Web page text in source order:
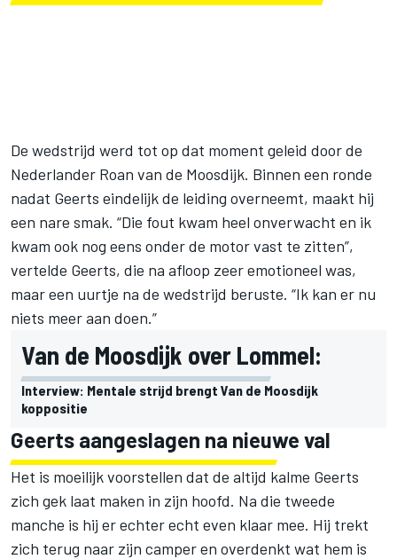
De wedstrijd werd tot op dat moment geleid door de
Nederlander Roan van de Moosdijk. Binnen een ronde
nadat Geerts eindelijk de leiding overneemt, maakt hij
een nare smak. “Die fout kwam heel onverwacht en ik
kwam ook nog eens onder de motor vast te zitten”,
vertelde Geerts, die na afloop zeer emotioneel was,
maar een uurtje na de wedstrijd beruste. “Ik kan er nu
niets meer aan doen.”
Van de Moosdijk over Lommel:
Interview: Mentale strijd brengt Van de Moosdijk
koppositie
Geerts aangeslagen na nieuwe val
Het is moeilijk voorstellen dat de altijd kalme Geerts
zich gek laat maken in zijn hoofd. Na die tweede
manche is hij er echter echt even klaar mee. Hij trekt
zich terug naar zijn camper en overdenkt wat hem is